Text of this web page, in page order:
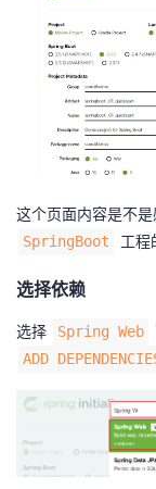
这个页面内容是不
SpringBoot 工程
选择依赖
选择 Spring Web
ADD